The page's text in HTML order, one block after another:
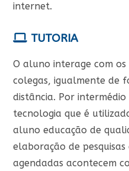
internet.
TUTORIA
O aluno interage com
colegas, igualmente de
distância. Por
tecnologia que é
aluno educação de
elaboração de
agendadas acontecem